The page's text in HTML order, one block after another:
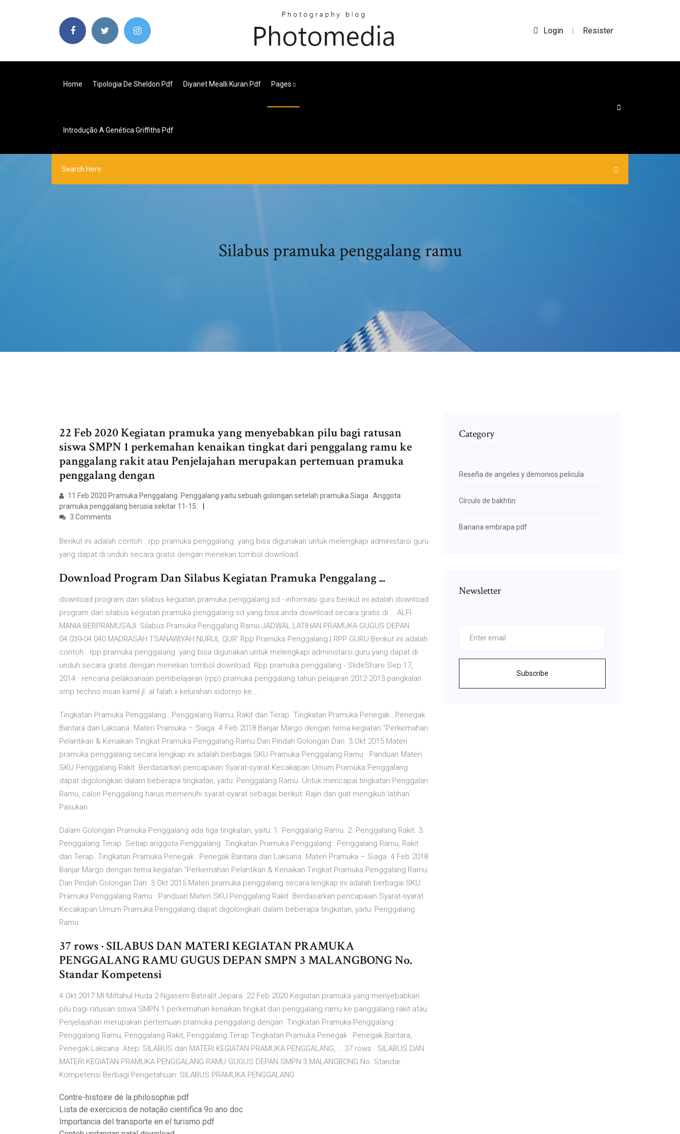
Login | Resister
Home Tipologia De Sheldon Pdf Diyanet Mealli Kuran Pdf Pages
Introdução A Genética Griffiths Pdf
Silabus pramuka penggalang ramu
22 Feb 2020 Kegiatan pramuka yang menyebabkan pilu bagi ratusan
siswa SMPN 1 perkemahan kenaikan tingkat dari penggalang ramu ke
panggalang rakit atau Penjelajahan merupakan pertemuan pramuka
penggalang dengan
11 Feb 2020 Pramuka Penggalang. Penggalang yaitu sebuah golongan setelah pramuka Siaga . Anggota
pramuka penggalang berusia sekitar 11-15
3 Comments
Berikut ini adalah contoh . rpp pramuka penggalang. yang bisa digunakan untuk melengkapi administarsi guru
yang dapat di unduh secara gratis dengan menekan tombol download.
Download Program Dan Silabus Kegiatan Pramuka Penggalang ...
download program dan silabus kegiatan pramuka penggalang sd - informasi guru berikut ini adalah download
program dan silabus kegiatan pramuka penggalang sd yang bisa anda download secara gratis di … ALFI
MANIA BERPRAMUSAJI: Silabus Pramuka Penggalang Ramu JADWAL LATIHAN PRAMUKA GUGUS DEPAN
04.039-04.040 MADRASAH TSANAWIYAH NURUL QUR’ Rpp Pramuka Penggalang | RPP GURU Berikut ini adalah
contoh . rpp pramuka penggalang. yang bisa digunakan untuk melengkapi administarsi guru yang dapat di
unduh secara gratis dengan menekan tombol download. Rpp pramuka penggalang - SlideShare Sep 17,
2014 · rencana pelaksanaan pembelajaran (rpp) pramuka penggalang tahun pelajaran 2012-2013 pangkalan
smp techno insan kamil jl. al falah ii kelurahan sidorejo ke…
Tingkatan Pramuka Penggalang : Penggalang Ramu, Rakit dan Terap. Tingkatan Pramuka Penegak : Penegak
Bantara dan Laksana. Materi Pramuka – Siaga. 4 Feb 2018 Banjar Margo dengan tema kegiatan “Perkemahan
Pelantikan & Kenaikan Tingkat Pramuka Penggalang Ramu Dan Pindah Golongan Dari 3 Okt 2015 Materi
pramuka penggalang secara lengkap ini adalah berbagai SKU Pramuka Penggalang Ramu · Panduan Materi
SKU Penggalang Rakit Berdasarkan pencapaian Syarat-syarat Kecakapan Umum Pramuka Penggalang
dapat digolongkan dalam beberapa tingkatan, yaitu: Penggalang Ramu Untuk mencapai tingkatan Penggalan
Ramu, calon Penggalang harus memenuhi syarat-syarat sebagai berikut: Rajin dan giat mengikuti latihan
Pasukan
Dalam Golongan Pramuka Penggalang ada tiga tingkatan, yaitu: 1. Penggalang Ramu. 2. Penggalang Rakit. 3.
Penggalang Terap. Setiap anggota Penggalang Tingkatan Pramuka Penggalang : Penggalang Ramu, Rakit
dan Terap. Tingkatan Pramuka Penegak : Penegak Bantara dan Laksana. Materi Pramuka – Siaga. 4 Feb 2018
Banjar Margo dengan tema kegiatan “Perkemahan Pelantikan & Kenaikan Tingkat Pramuka Penggalang Ramu
Dan Pindah Golongan Dari 3 Okt 2015 Materi pramuka penggalang secara lengkap ini adalah berbagai SKU
Pramuka Penggalang Ramu · Panduan Materi SKU Penggalang Rakit Berdasarkan pencapaian Syarat-syarat
Kecakapan Umum Pramuka Penggalang dapat digolongkan dalam beberapa tingkatan, yaitu: Penggalang
Ramu
37 rows · SILABUS DAN MATERI KEGIATAN PRAMUKA
PENGGALANG RAMU GUGUS DEPAN SMPN 3 MALANGBONG No.
Standar Kompetensi
4 Okt 2017 MI Miftahul Huda 2 Ngasem Batealit Jepara. 22 Feb 2020 Kegiatan pramuka yang menyebabkan
pilu bagi ratusan siswa SMPN 1 perkemahan kenaikan tingkat dari penggalang ramu ke panggalang rakit atau
Penjelajahan merupakan pertemuan pramuka penggalang dengan Tingkatan Pramuka Penggalang :
Penggalang Ramu, Penggalang Rakit, Penggalang Terap Tingkatan Pramuka Penegak : Penegak Bantara,
Penegak Laksana Atep: SILABUS dan MATERI KEGIATAN PRAMUKA PENGGALANG, … 37 rows · SILABUS DAN
MATERI KEGIATAN PRAMUKA PENGGALANG RAMU GUGUS DEPAN SMPN 3 MALANGBONG No. Standar
Kompetensi Berbagi Pengetahuan: SILABUS PRAMUKA PENGGALANG
Contre-histoire de la philosophie pdf
Lista de exercicios de notação cientifica 9o ano doc
Importancia del transporte en el turismo pdf
Category
Reseña de angeles y demonios pelicula
Círculo de bakhtin
Banana embrapa pdf
Newsletter
Subscribe